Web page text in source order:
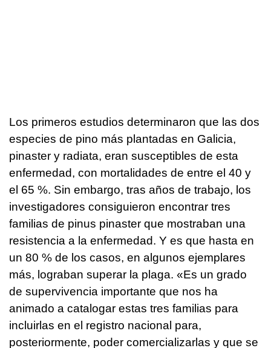
Los primeros estudios determinaron que las dos
especies de pino más plantadas en Galicia,
pinaster y radiata, eran susceptibles de esta
enfermedad, con mortalidades de entre el 40 y
el 65 %. Sin embargo, tras años de trabajo, los
investigadores consiguieron encontrar tres
familias de pinus pinaster que mostraban una
resistencia a la enfermedad. Y es que hasta en
un 80 % de los casos, en algunos ejemplares
más, lograban superar la plaga. «Es un grado
de supervivencia importante que nos ha
animado a catalogar estas tres familias para
incluirlas en el registro nacional para,
posteriormente, poder comercializarlas y que se